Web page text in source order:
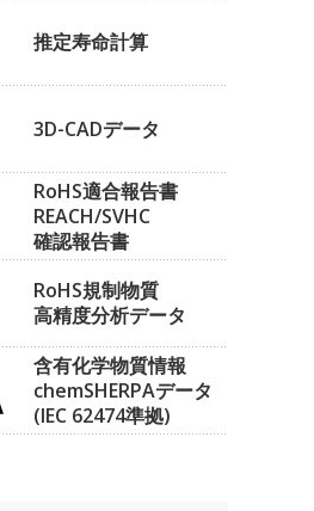
推定寿命計算
3D-CADデータ
RoHS適合報告書
REACH/SVHC
確認報告書
RoHS規制物質
高精度分析データ
含有化学物質情報
chemSHERPAデータ
(IEC 62474準拠)